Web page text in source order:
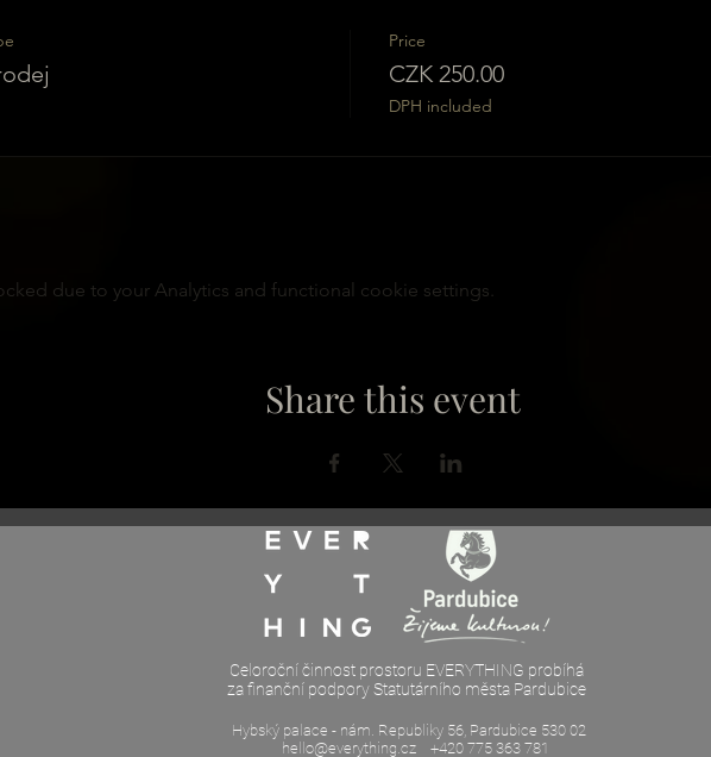
Price
CZK 250.00
DPH included
due to your Analytics and functional cookie settings.
Share this event
Celoroční činnost prostoru EVERYTHING probíhá
za finanční podpory Statutárního města Pardubice
Hybský palace - nám. Republiky 56, Pardubice 530 02
hello@everything.cz +420 775 363 781